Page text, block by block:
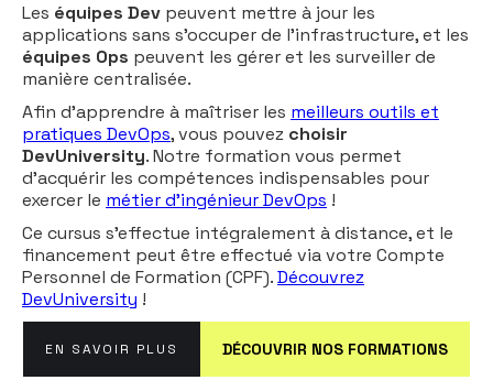
Les équipes Dev peuvent mettre à jour les
applications sans s’occuper de l’infrastructure, et les
équipes Ops peuvent les gérer et les surveiller de
manière centralisée.
Afin d’apprendre à maîtriser les meilleurs outils et
pratiques DevOps, vous pouvez choisir
DevUniversity. Notre formation vous permet
d’acquérir les compétences indispensables pour
exercer le métier d’ingénieur DevOps !
Ce cursus s’effectue intégralement à distance, et le
financement peut être effectué via votre Compte
Personnel de Formation (CPF).Découvrez
DevUniversity !
EN SAVOIR PLUS DÉCOUVRIR NOS FORMATIONS